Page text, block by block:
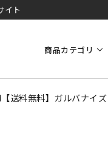
イト
商品カテゴリ
送料無料】ガルバナイ